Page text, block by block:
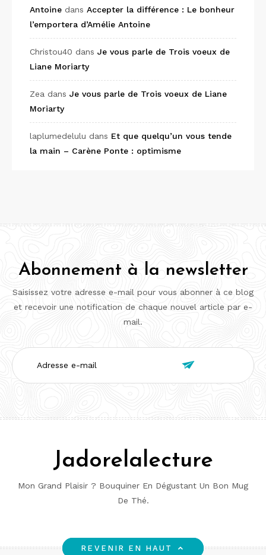
Antoine dans Accepter la différence : Le bonheur
l’emportera d’Amélie Antoine
Christou40 dans Je vous parle de Trois voeux de
Liane Moriarty
Zea dans Je vous parle de Trois voeux de Liane
Moriarty
laplumedelulu dans Et que quelqu’un vous tende
la main – Carène Ponte : optimisme
Abonnement à la newsletter
Saisissez votre adresse e-mail pour vous abonner à ce blog
et recevoir une notification de chaque nouvel article par e-
mail.
Adresse
e-
mail

Jadorelalecture
Mon Grand Plaisir ? Bouquiner En Dégustant Un Bon Mug
De Thé.
REVENIR EN HAUT